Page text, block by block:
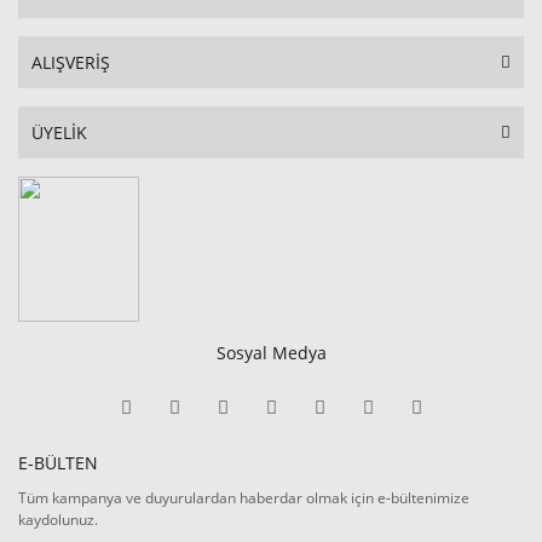
ALIŞVERİŞ
ÜYELİK
Sosyal Medya
E-BÜLTEN
Tüm kampanya ve duyurulardan haberdar olmak için e-bültenimize
kaydolunuz.